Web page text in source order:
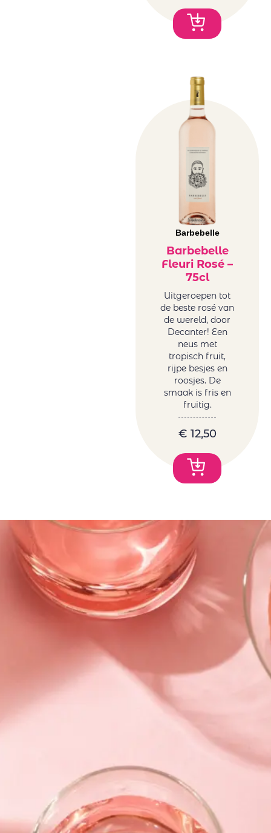
Barbebelle
Barbebelle
Fleuri Rosé –
75cl
Uitgeroepen tot
de beste rosé van
de wereld, door
Decanter! Een
neus met
tropisch fruit,
rijpe besjes en
roosjes. De
smaak is fris en
fruitig.
€ 12,50